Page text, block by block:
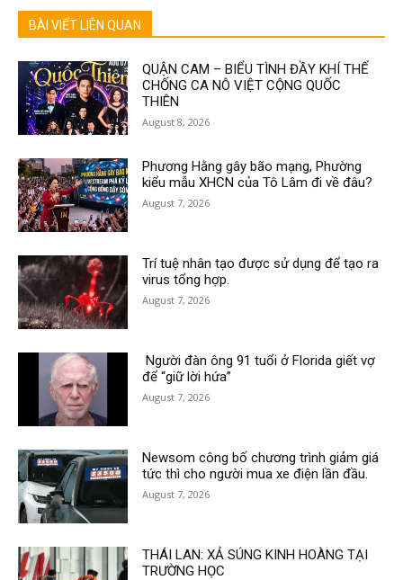
BÀI VIẾT LIÊN QUAN
QUẬN CAM – BIỂU TÌNH ĐẦY KHÍ THẾ
CHỐNG CA NÔ VIỆT CỘNG QUỐC
THIÊN
August 8, 2026
Phương Hằng gây bão mạng, Phường
kiểu mẫu XHCN của Tô Lâm đi về đâu?
August 7, 2026
Trí tuệ nhân tạo được sử dụng để tạo ra
virus tổng hợp.
August 7, 2026
Người đàn ông 91 tuổi ở Florida giết vợ
để “giữ lời hứa”
August 7, 2026
Newsom công bố chương trình giảm giá
tức thì cho người mua xe điện lần đầu.
August 7, 2026
THÁI LAN: XẢ SÚNG KINH HOÀNG TẠI
TRƯỜNG HỌC